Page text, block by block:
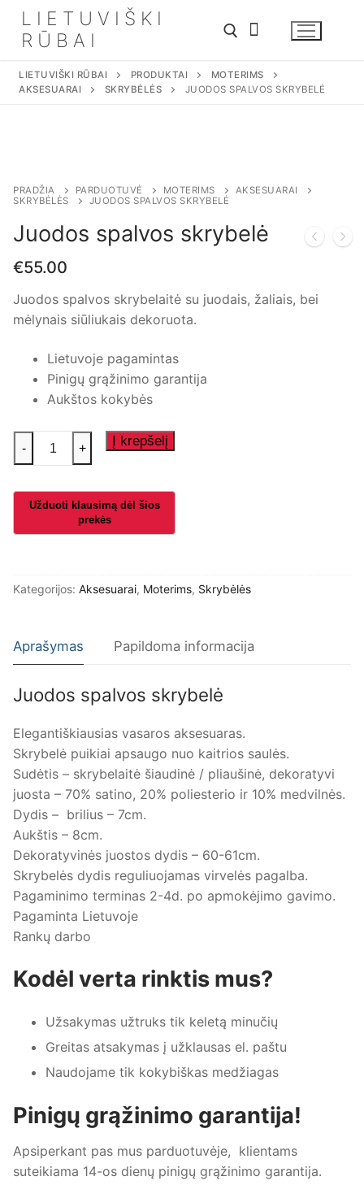
turinio
LIETUVIŠKI
RŪBAI
LIETUVIŠKI RŪBAI PRODUKTAI
MOTERIMS
AKSESUARAI
SKRYBĖLĖS JUODOS SPALVOS SKRYBELĖ
PRADŽIA PARDUOTUVĖ MOTERIMS
AKSESUARAI
SKRYBĖLĖS
JUODOS SPALVOS SKRYBELĖ
Juodos spalvos skrybelė
€55.00
Juodos spalvos skrybelaitė su juodais, žaliais, bei
mėlynais siūliukais dekoruota.
Lietuvoje pagamintas
Pinigų grąžinimo garantija
Aukštos kokybės
produkto
kiekis:
spalvos
- + Į krepšelį
Kategorijos: Aksesuarai, Moterims, Skrybėlės
Aprašymas Papildoma informacija
Juodos spalvos skrybelė
Elegantiškiausias vasaros aksesuaras.
Skrybelė puikiai apsaugo nuo kaitrios saulės.
Sudėtis – skrybelaitė šiaudinė / pliaušinė, dekoratyvi
juosta – 70% satino, 20% poliesterio ir 10% medvilnės.
Dydis – brilius – 7cm.
Aukštis – 8cm.
Dekoratyvinės juostos dydis – 60-61cm.
Skrybelės dydis reguliuojamas virvelės pagalba.
Pagaminimo terminas 2-4d. po apmokėjimo gavimo.
Pagaminta Lietuvoje
Rankų darbo
Kodėl verta rinktis mus?
Užsakymas užtruks tik keletą minučių
Greitas atsakymas į užklausas el. paštu
Naudojame tik kokybiškas medžiagas
Pinigų grąžinimo garantija!
Apsiperkant pas mus parduotuvėje, klientams
suteikiama 14-os dienų pinigų grąžinimo garantija.